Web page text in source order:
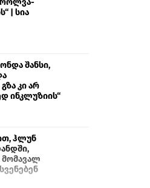
| სია
შანსი,
კი არ
ინკლუზიის“
ჰლუნ